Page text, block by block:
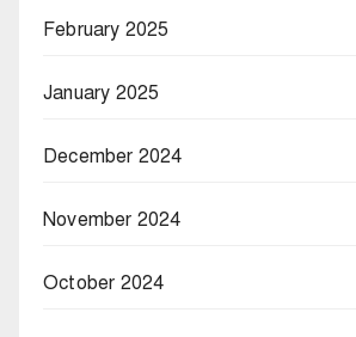
February 2025
January 2025
December 2024
November 2024
October 2024